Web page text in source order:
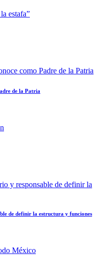
de la Patria
de definir la estructura y funciones